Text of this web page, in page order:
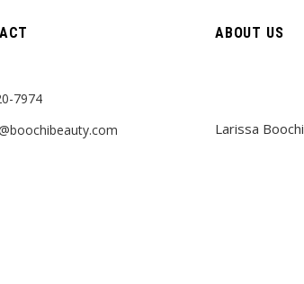
7974
ABOUT US
Larissa Boochi